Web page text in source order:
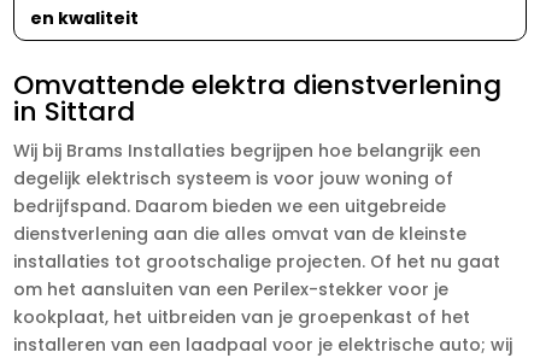
en kwaliteit
Omvattende elektra dienstverlening
in Sittard
Wij bij Brams Installaties begrijpen hoe belangrijk een
degelijk elektrisch systeem is voor jouw woning of
bedrijfspand. Daarom bieden we een uitgebreide
dienstverlening aan die alles omvat van de kleinste
installaties tot grootschalige projecten. Of het nu gaat
om het aansluiten van een Perilex-stekker voor je
kookplaat, het uitbreiden van je groepenkast of het
installeren van een laadpaal voor je elektrische auto; wij